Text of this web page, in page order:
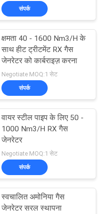
संपर्क
क्षमता 40 - 1600 Nm3/H के
साथ हीट ट्रीटमेंट RX गैस
जेनरेटर को कार्बराइज़ करना
Negotiate MOQ:1 सेट
संपर्क
वायर स्टील पाइप के लिए 50 -
1000 Nm3/H RX गैस
जेनरेटर
Negotiate MOQ:1 सेट
संपर्क
स्वचालित अमोनिया गैस
जेनरेटर सरल स्थापना